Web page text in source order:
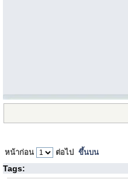
หน้าก่อน ต่อไป ขึ้นบน
Tags: